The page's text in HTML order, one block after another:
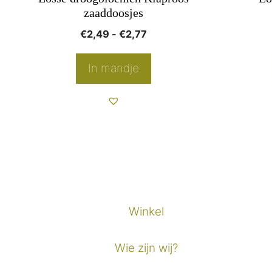
zaaddoosjes
€2,49 - €2,77Prijsklasse:
In mandje
op
productpagina
Winkel
Wie zijn wij?